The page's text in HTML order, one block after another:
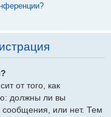
от того, как
должны ли вы
сообщения, или нет. Тем